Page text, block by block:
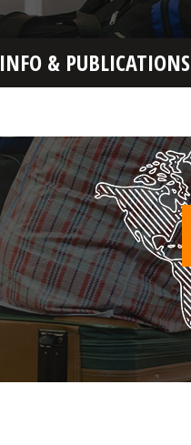
INFO & PUBLICATIONS